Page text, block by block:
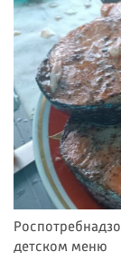
детском меню